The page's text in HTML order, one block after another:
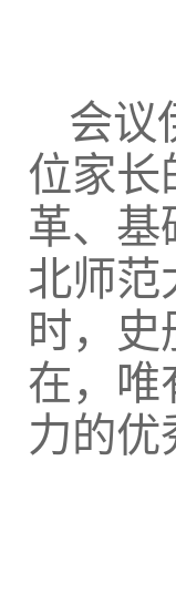
会议
位家长
革、基
北师范
时，史
在，唯
力的优